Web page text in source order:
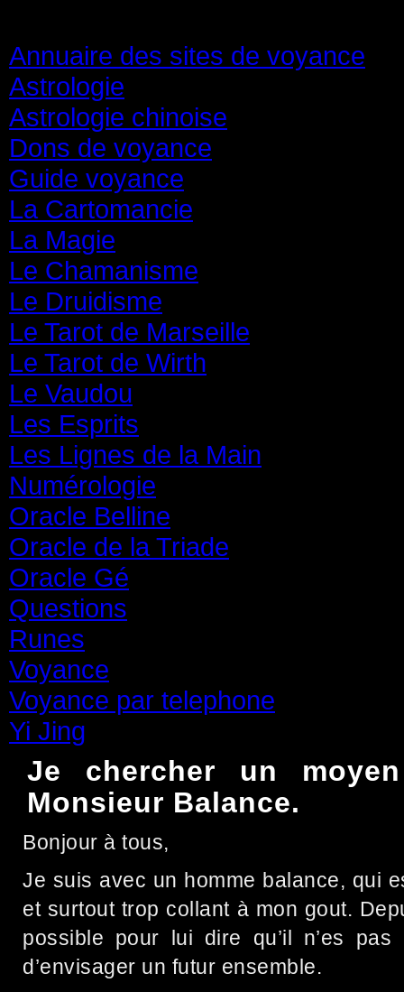
Annuaire des sites de voyance
Astrologie
Astrologie chinoise
Dons de voyance
Guide voyance
La Cartomancie
La Magie
Le Chamanisme
Le Druidisme
Le Tarot de Marseille
Le Tarot de Wirth
Le Vaudou
Les Esprits
Les Lignes de la Main
Numérologie
Oracle Belline
Oracle de la Triade
Oracle Gé
Questions
Runes
Voyance
Voyance par telephone
Yi Jing
Je chercher un
Monsieur Balance.
Bonjour à tous,
Je suis avec un homme balance, qui
et surtout trop collant à mon gout.
possible pour lui dire qu’il n’es
d’envisager un futur ensemble.